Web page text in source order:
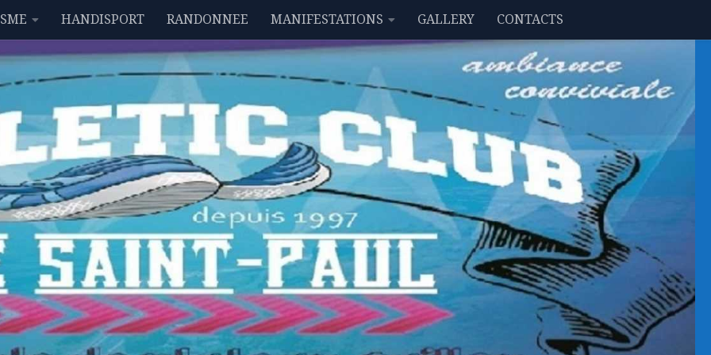
HANDISPORT RANDONNEE MANIFESTATIONS GALLERY CONTACTS